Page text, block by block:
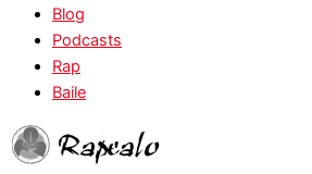
Blog
Podcasts
Rap
Baile